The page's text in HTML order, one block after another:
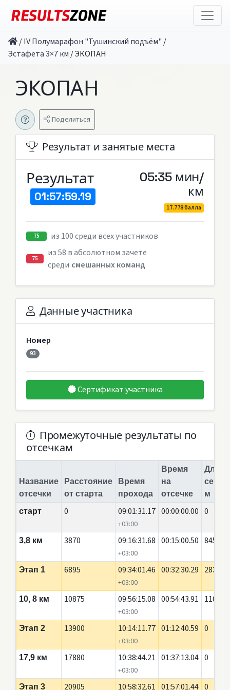
/IV Полумарафон "Тушинский подъём" /
Эстафета 3×7 км /ЭКОПАН
ЭКОПАН
Поделиться
Результат и занятые места
Результат
01:57:59.19
05:35 мин/
км
17.778 балла
75 из 100 среди всех участников
75
из 58 в абсолютном зачете
среди смешанных команд
Данные участника
Номер
93
Сертификат участника
Промежуточные результаты по
отсечкам
Название
отсечки
Расстояние
от старта
Время
прохода
Время
на
отсечке
Длина
м
старт
0 09:01:31.17
+03:00
00:00:00.00 0
3,8 км 3870 09:16:31.68
+03:00
00:15:00.50 845
Этап 1 6895 09:34:01.46
+03:00
00:32:30.29 2835
10, 8 км 10875 09:56:15.08
+03:00
00:54:43.91 110
Этап 2 13900 10:14:11.77
+03:00
01:12:40.59 0
17,9 км 17880 10:38:44.21
+03:00
01:37:13.04 0
Этап 3 20905 10:58:32.61 01:57:01.44 0